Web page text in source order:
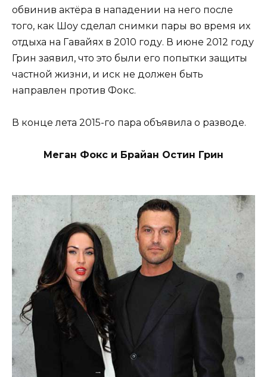
обвинив актёра в нападении на него после
того, как Шоу сделал снимки пары во время их
отдыха на Гавайях в 2010 году. В июне 2012 году
Грин заявил, что это были его попытки защиты
частной жизни, и иск не должен быть
направлен против Фокс.
В конце лета 2015-го пара объявила о разводе.
Меган Фокс и Брайан Остин Грин